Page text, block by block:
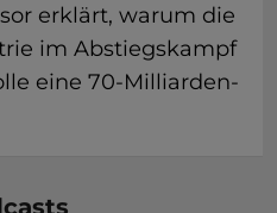
erklärt, warum die
im Abstiegskampf
eine 70-Milliarden-